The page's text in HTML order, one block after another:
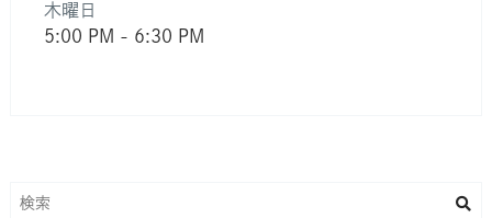
木曜日
5:00 PM - 6:30 PM